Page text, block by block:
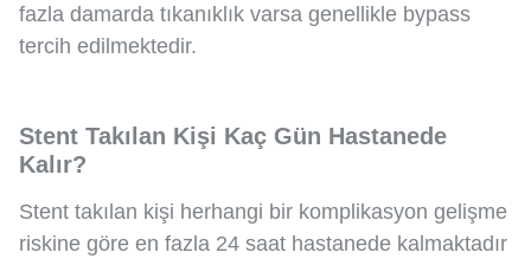
fazla damarda tıkanıklık varsa genellikle bypass
tercih edilmektedir.
Stent Takılan Kişi Kaç Gün Hastanede
Kalır?
Stent takılan kişi herhangi bir komplikasyon gelişme
riskine göre en fazla 24 saat hastanede kalmaktadır